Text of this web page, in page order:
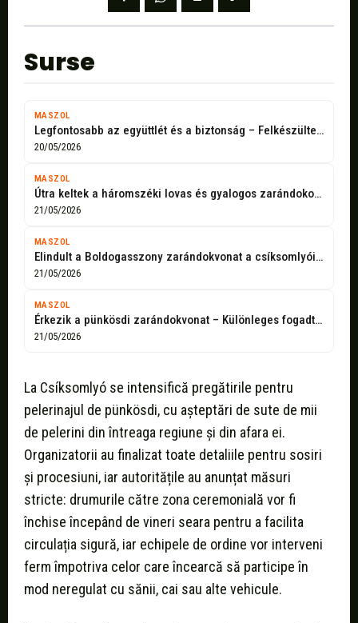
Surse
MASZOL
Legfontosabb az együttlét és a biztonság – Felkészültek a szervezők a csíksomlyói...
20/05/2026
MASZOL
Útra keltek a háromszéki lovas és gyalogos zarándokok: imaszalagokkal tartanak Csíksomlyóra
21/05/2026
MASZOL
Elindult a Boldogasszony zarándokvonat a csíksomlyói pünkösdi búcsúra
21/05/2026
MASZOL
Érkezik a pünkösdi zarándokvonat – Különleges fogadtatással készülnek Sepsiszentgyörgyön
21/05/2026
La Csíksomlyó se intensifică pregătirile pentru
pelerinajul de pünkösdi, cu așteptări de sute de mii
de pelerini din întreaga regiune și din afara ei.
Organizatorii au finalizat toate detaliile pentru sosiri
și procesiuni, iar autoritățile au anunțat măsuri
stricte: drumurile către zona ceremonială vor fi
închise începând de vineri seara pentru a facilita
circulația sigură, iar echipele de ordine vor interveni
ferm împotriva celor care încearcă să participe în
mod neregulat cu sănii, cai sau alte vehicule.